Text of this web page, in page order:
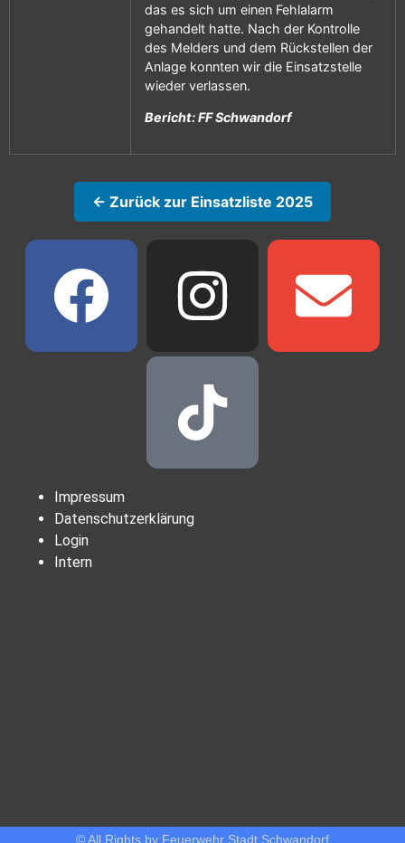
das es sich um einen Fehlalarm
gehandelt hatte. Nach der Kontrolle
des Melders und dem Rückstellen der
Anlage konnten wir die Einsatzstelle
wieder verlassen.
Bericht: FF Schwandorf
← Zurück zur Einsatzliste 2025
Impressum
Datenschutzerklärung
Login
Intern
© All Rights by Feuerwehr Stadt Schwandorf